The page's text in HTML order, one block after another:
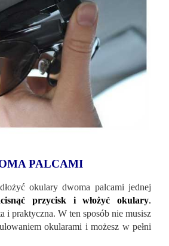
PALCAMI
okulary dwoma palcami jednej
przycisk i włożyć okulary.
i praktyczna. W ten sposób nie musisz
okularami i możesz w pełni